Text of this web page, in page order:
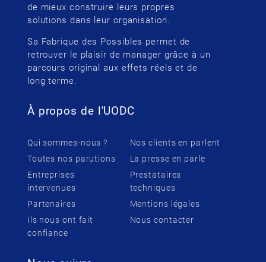
de mieux construire leurs propres
solutions dans leur organisation.
Sa Fabrique des Possibles permet de
retrouver le plaisir de manager grâce à un
parcours original aux effets réels et de
long terme.
À propos de l'UODC
Qui sommes-nous ?
Toutes nos parutions
Entreprises
intervenues
Partenaires
Ils nous ont fait
confiance
Nos clients en parlent
La presse en parle
Prestataires
techniques
Mentions légales
Nous contacter